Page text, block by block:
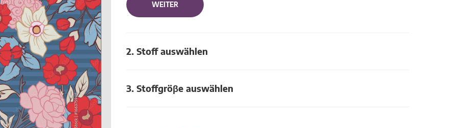
WEITER
2. Stoff auswählen
3. Stoffgröβe auswählen